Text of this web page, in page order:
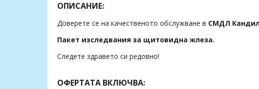
ОПИСАНИЕ:
Доверете се на качественото обслужване в СМДЛ
Пакет изследвания за щитовидна жлеза.
Следете здравето си редовно!
ОФЕРТАТА ВКЛЮЧВА: